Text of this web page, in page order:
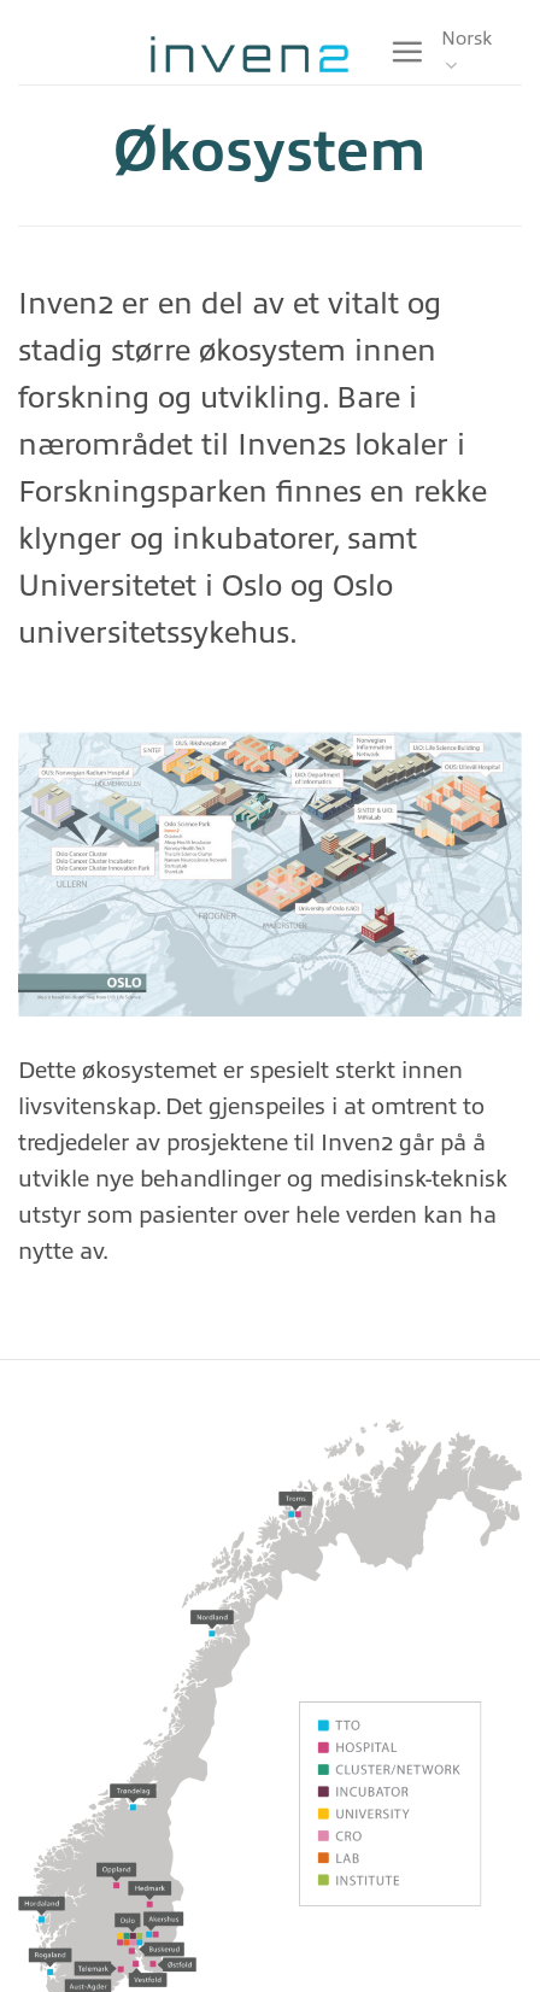
Norsk
Økosystem
Inven2 er en del av et vitalt og
stadig større økosystem innen
forskning og utvikling. Bare i
nærområdet til Inven2s lokaler i
Forskningsparken finnes en rekke
klynger og inkubatorer, samt
Universitetet i Oslo og Oslo
universitetssykehus.
Dette økosystemet er spesielt sterkt innen
livsvitenskap. Det gjenspeiles i at omtrent to
tredjedeler av prosjektene til Inven2 går på å
utvikle nye behandlinger og medisinsk-teknisk
utstyr som pasienter over hele verden kan ha
nytte av.